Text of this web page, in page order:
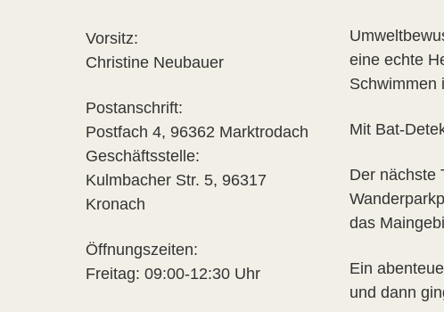
eine echte
Schwimmen
Mit Bat-
Der nächste
das
Ein
und dann
Vorsitz:
Christine Neubauer
Postanschrift:
Postfach 4, 96362 Marktrodach
Geschäftsstelle:
Kulmbacher Str. 5, 96317
Kronach
Öffnungszeiten:
Freitag: 09:00-12:30 Uhr